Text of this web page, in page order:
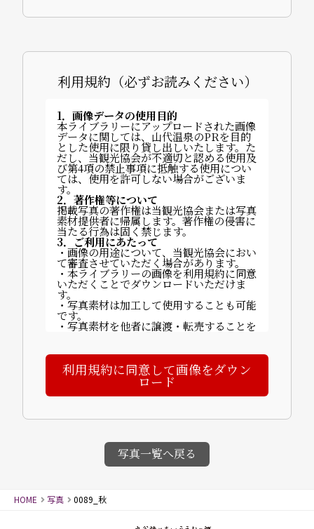
利用規約（必ずお読みください）
1．画像データの使用目的
本ライブラリーにアップロードされた画像
データに関しては、山代温泉のPRを目的
とした使用に限り貸し出しいたします。た
だし、当観光協会が不適切と認める使用及
び第4項の禁止事項に抵触する使用につい
ては、使用を許可しない場合がございま
す。
2．著作権等について
掲載写真の著作権は当観光協会または写真
素材提供者に帰属します。著作権の侵害に
当たる行為は固く禁じます。
3．ご利用にあたって
・画像の用途について、当観光協会におい
て審査させていただく場合があります。
・本ライブラリーの画像を利用規約に同意
いただくことでダウンロードいただけま
す。
・写真素材は加工して使用することも可能
です。
・写真素材を他者に譲渡・転売することを
・掲載時は以下いずれかのクレジットを記
載してください：
「©山代温泉観光協会」「写真提供：山代
温泉観光協会」など。
【完成物の送付について】
丁目70番地
4．禁止事項
・画像素材に商品性が依存する商品の製
造・販売（例：カレンダー等）
反する行為
・迷惑メールへの使用、画像への直リンク
画像使用により発生した損害について、当
利用規約に同意して画像をダウン
ロード
写真一覧へ戻る
HOME 写真 0089_秋